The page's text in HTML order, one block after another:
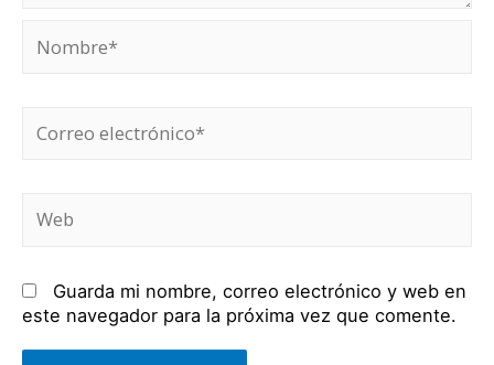
electrónico*
Guarda mi nombre, correo electrónico y web en
este navegador para la próxima vez que comente.